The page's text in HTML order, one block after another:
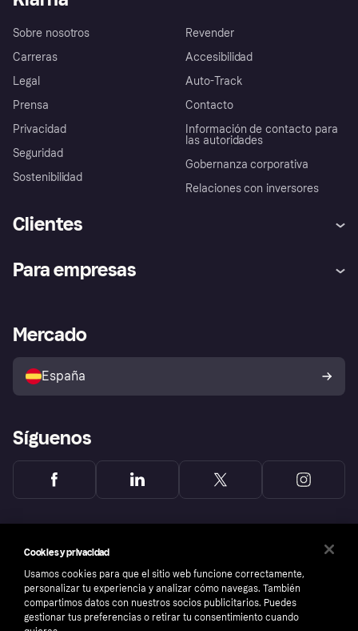
Sobre nosotros
Carreras
Legal
Prensa
Privacidad
Seguridad
Sostenibilidad
Revender
Accesibilidad
Auto-Track
Contacto
Información de contacto para
las autoridades
Gobernanza corporativa
Relaciones con inversores
Clientes
Inicio de sesión
Directorio de tiendas
Política de protección al
comprador de Klarna
Reclamaciones
Para empresas
Acceso empresas
Mercado
España
Síguenos
Cookies y privacidad
Usamos cookies para que el sitio web funcione correctamente,
personalizar tu experiencia y analizar cómo navegas. También
compartimos datos con nuestros socios publicitarios. Puedes
gestionar tus preferencias o retirar tu consentimiento cuando